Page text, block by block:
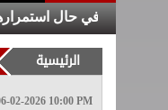
في حال استمرارها
الرئيسية
02-2026 10:00 PM